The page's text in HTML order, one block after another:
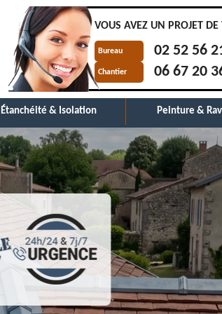
VOUS AVEZ UN PROJET DE
Bureau 02 52 56
Chantier 06 67 20
Étanchéité & Isolation Peinture &